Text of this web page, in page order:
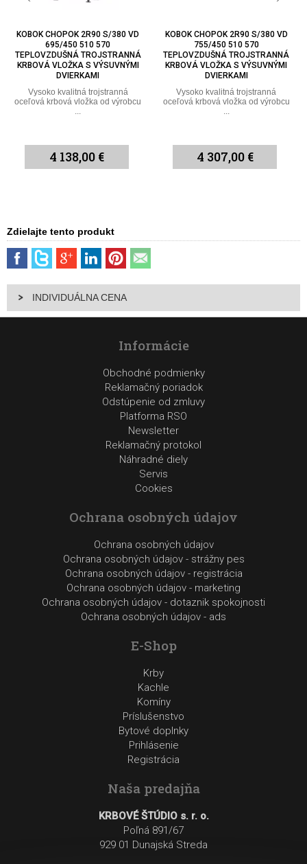
KOBOK CHOPOK 2R90 S/380 VD
755/450 510 570
TEPLOVZDUŠNÁ TROJSTRANNÁ
KRBOVÁ VLOŽKA S VÝSUVNÝMI
DVIERKAMI
Vysoko kvalitná trojstranná
oceľová krbová vložka od výrobcu
...
4 307,00 €
KOBOK CHOPOK 2R90 S/380 VD
805/450 510 570
TEPLOVZDUŠNÁ TROJSTRANNÁ
KRBOVÁ VLOŽKA S VÝSUVNÝMI
DVIERKAMI
Vysoko kvalitná trojstranná
oceľová krbová vložka od výrobcu
...
4 475,00 €
Zdielajte tento produkt
INDIVIDUÁLNA CENA
Informácie
Obchodné podmienky
Reklamačný poriadok
Odstúpenie od zmluvy
Platforma RSO
Newsletter
Reklamačný protokol
Náhradné diely
Servis
Cookies
Ochrana osobných údajov
Ochrana osobných údajov
Ochrana osobných údajov - strážny pes
Ochrana osobných údajov - registrácia
Ochrana osobných údajov - marketing
Ochrana osobných údajov - dotaznik spokojnosti
Ochrana osobných údajov - ads
E-Shop
Krby
Kachle
Komíny
Príslušenstvo
Bytové doplnky
Prihlásenie
Registrácia
Naša predajňa
KRBOVÉ ŠTÚDIO s. r. o.
Poľná 891/67
929 01 Dunajská Streda